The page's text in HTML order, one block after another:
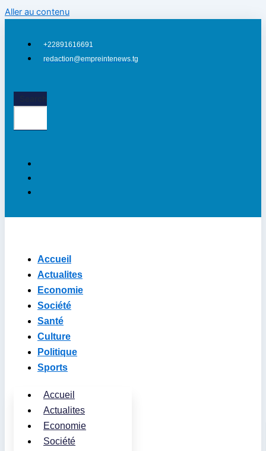
Aller au contenu
+22891616691
redaction@empreintenews.tg
Accueil
Actualites
Economie
Société
Santé
Culture
Politique
Sports
Accueil
Actualites
Economie
Société